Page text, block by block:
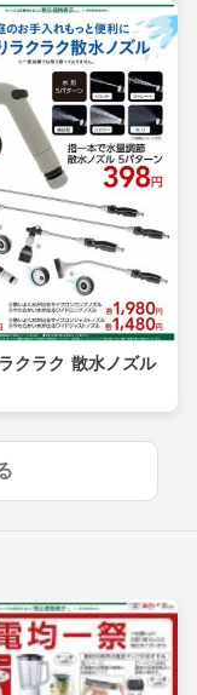
クラク 散水ノズル